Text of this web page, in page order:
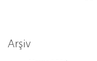
Arşiv